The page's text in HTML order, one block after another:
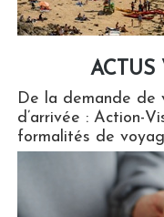
ACTUS
De la demande de
d’arrivée : Action-
formalités de